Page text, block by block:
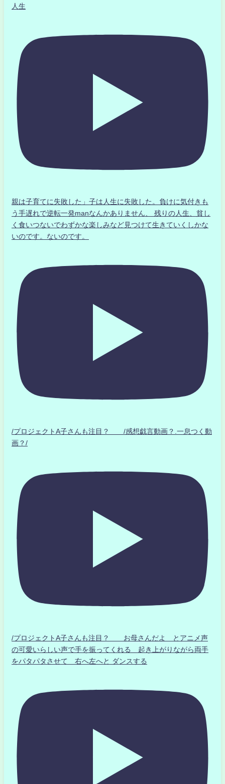
人生
親は子育てに失敗した」子は人生に失敗した。負けに気付きも
う手遅れで逆転一発manなんかありません、 残りの人生、貧し
く食いつないでわずかな楽しみなど見つけて生きていくしかな
いのです。ないのです。
/プロジェクトA子さんも注目？ /感想戯言動画？.一息つく動
画？/
/プロジェクトA子さんも注目？ お母さんだよ とアニメ声
の可愛いらしい声で手を振ってくれる 起き上がりながら両手
をパタパタさせて 右へ左へと ダンスする